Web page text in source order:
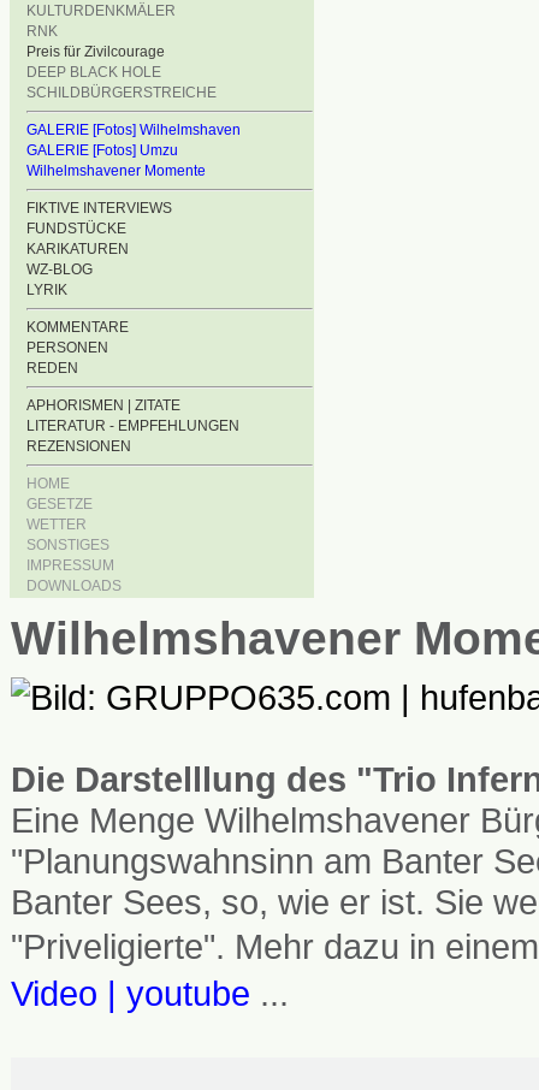
KULTURDENKMÄLER
RNK
Preis für Zivilcourage
DEEP BLACK HOLE
SCHILDBÜRGERSTREICHE
GALERIE [Fotos] Wilhelmshaven
GALERIE [Fotos] Umzu
Wilhelmshavener Momente
FIKTIVE INTERVIEWS
FUNDSTÜCKE
KARIKATUREN
WZ-BLOG
LYRIK
KOMMENTARE
PERSONEN
REDEN
APHORISMEN | ZITATE
LITERATUR - EMPFEHLUNGEN
REZENSIONEN
HOME
GESETZE
WETTER
SONSTIGES
IMPRESSUM
DOWNLOADS
Wilhelmshavener
Die Darstelllung des "Trio
Eine Menge Wilhelmshavener
"Planungswahnsinn am Banter
Banter Sees, so, wie er ist. Sie
"Priveligierte". Mehr dazu in
Video | youtube ...